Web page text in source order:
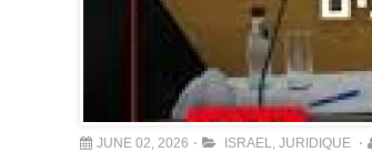
JUNE 02, 2026 ISRAEL, JURIDIQUE